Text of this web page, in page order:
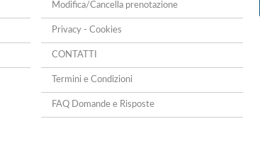
Modifica/Cancella prenotazione
Privacy - Cookies
CONTATTI
Termini e Condizioni
FAQ Domande e Risposte